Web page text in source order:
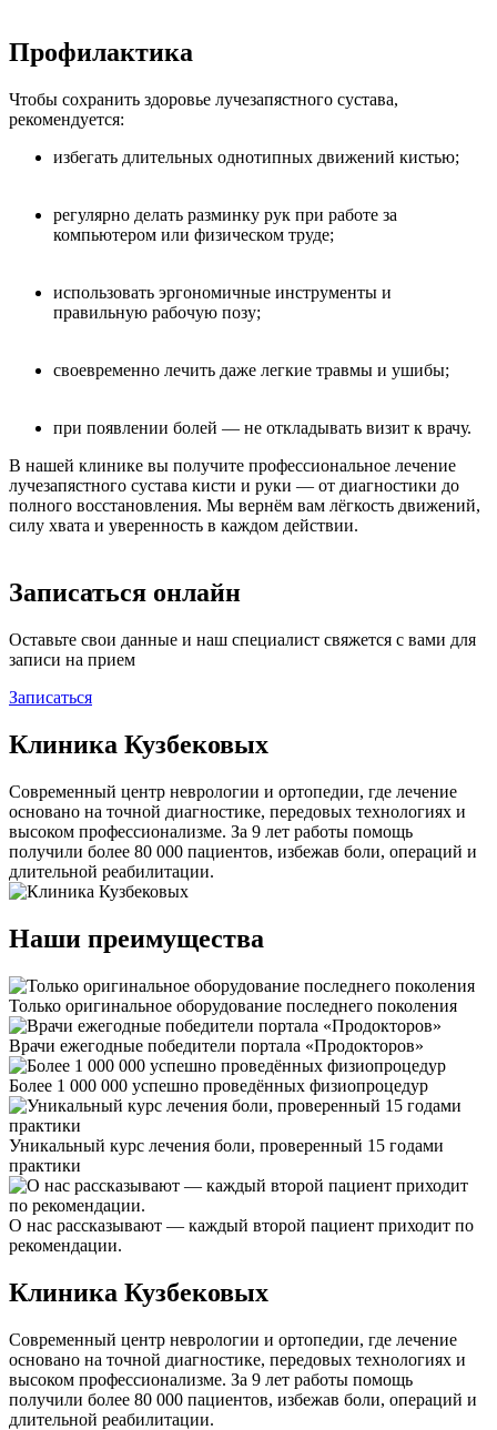
Профилактика
Чтобы сохранить здоровье лучезапястного сустава,
рекомендуется:
избегать длительных однотипных движений кистью;
регулярно делать разминку рук при работе за
компьютером или физическом труде;
использовать эргономичные инструменты и
правильную рабочую позу;
своевременно лечить даже легкие травмы и ушибы;
при появлении болей — не откладывать визит к врачу.
В нашей клинике вы получите профессиональное лечение
лучезапястного сустава кисти и руки — от диагностики до
полного восстановления. Мы вернём вам лёгкость движений,
силу хвата и уверенность в каждом действии.
Записаться онлайн
Оставьте свои данные и наш специалист свяжется с вами для
записи на прием
Записаться
Клиника Кузбековых
Современный центр неврологии и ортопедии, где лечение
основано на точной диагностике, передовых технологиях и
высоком профессионализме. За 9 лет работы помощь
получили более 80 000 пациентов, избежав боли, операций и
длительной реабилитации.
Наши преимущества
Только оригинальное оборудование последнего поколения
Врачи ежегодные победители портала «Продокторов»
Более 1 000 000 успешно проведённых физиопроцедур
Уникальный курс лечения боли, проверенный 15 годами
практики
О нас рассказывают — каждый второй пациент приходит по
рекомендации.
Клиника Кузбековых
Современный центр неврологии и ортопедии, где лечение
основано на точной диагностике, передовых технологиях и
высоком профессионализме. За 9 лет работы помощь
получили более 80 000 пациентов, избежав боли, операций и
длительной реабилитации.